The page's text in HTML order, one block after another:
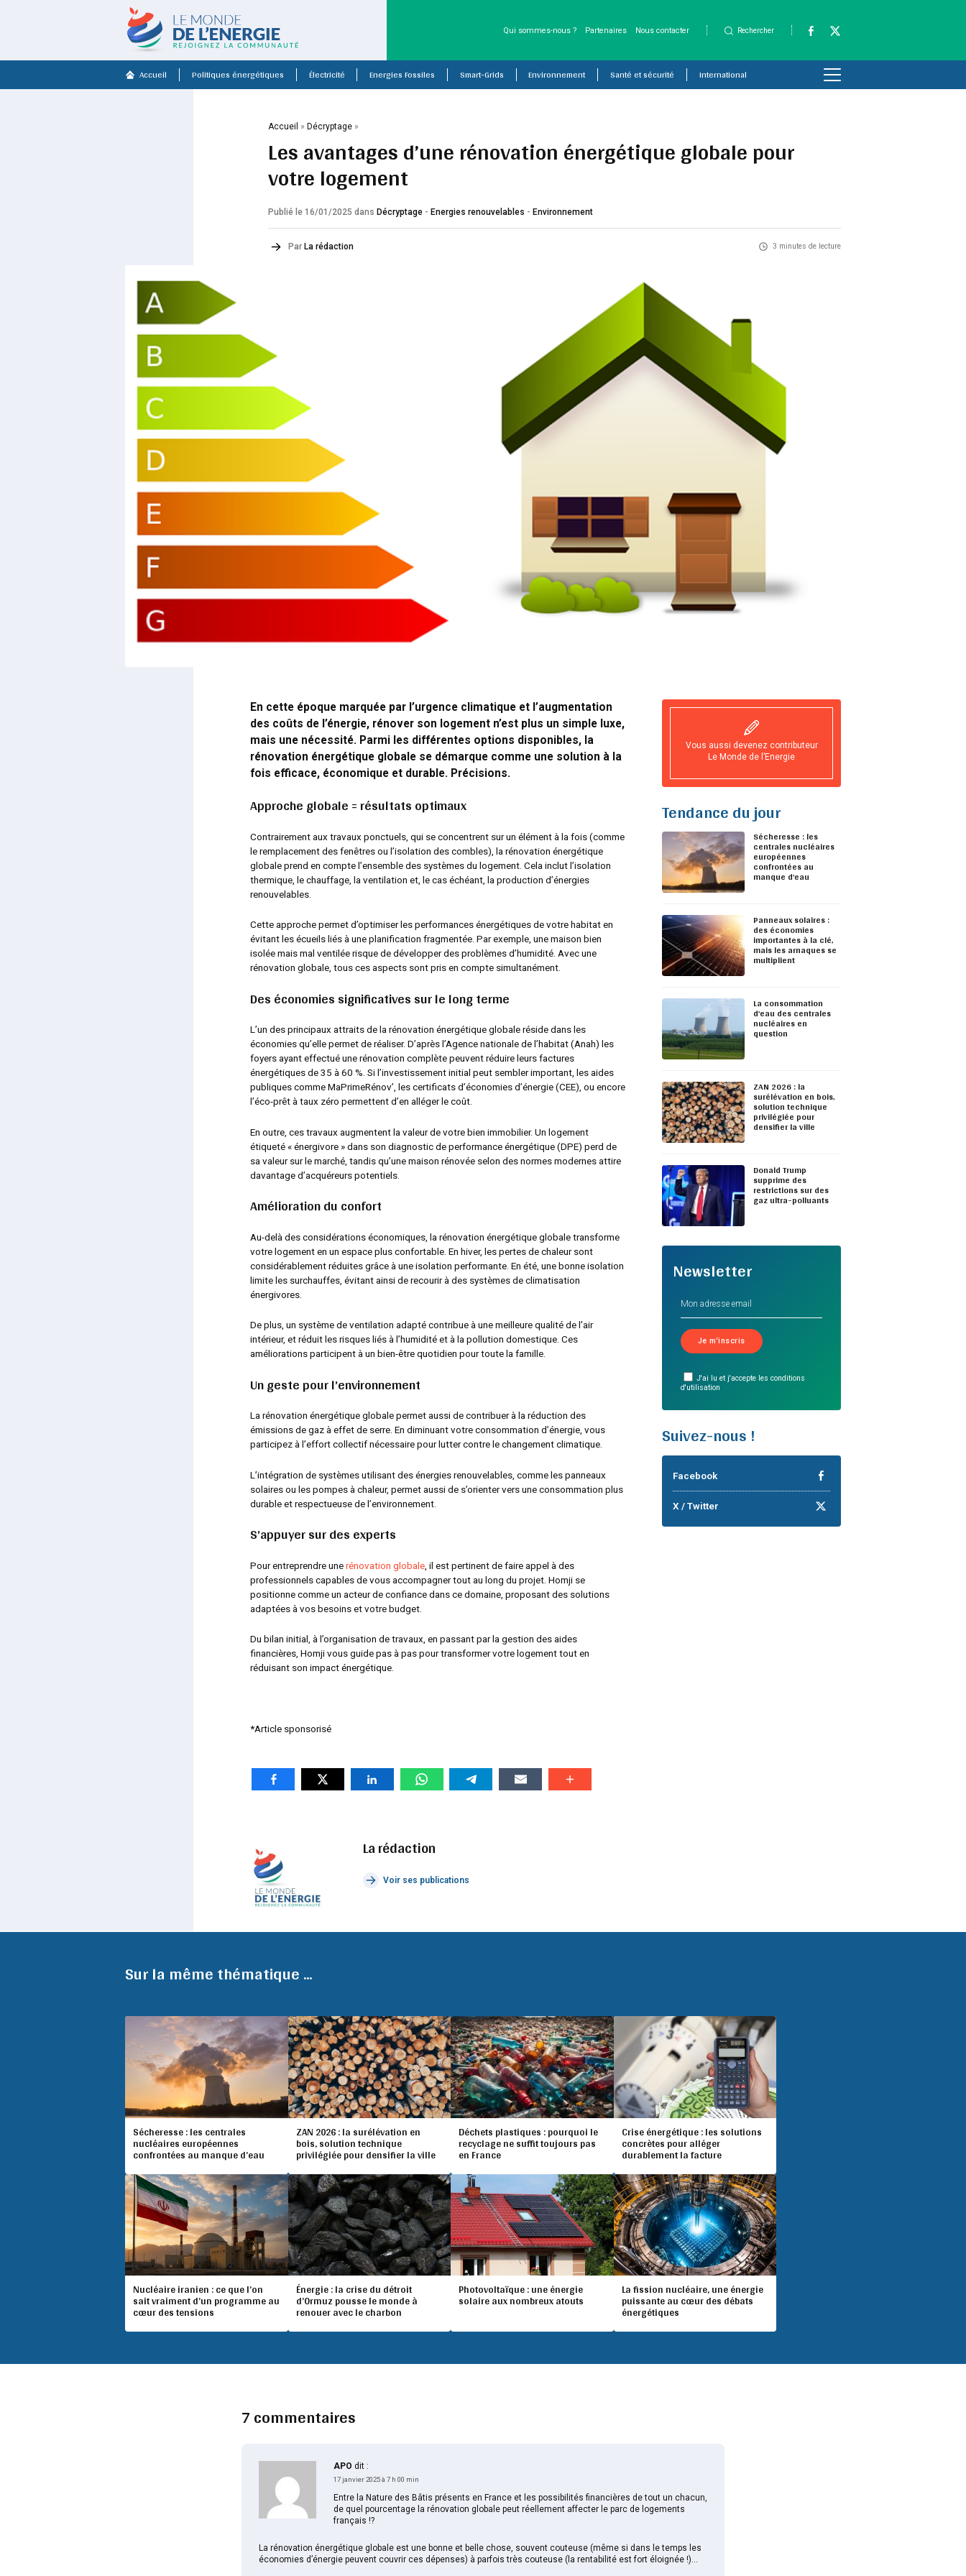
Qui sommes-nous ? Partenaires Nous contacter Rechercher
Accueil Politiques énergétiques Électricité Energies Fossiles Smart-Grids Environnement Santé et sécurité International
Accueil » Décryptage »
Les avantages d’une rénovation énergétique globale pour
votre logement
Publié le 16/01/2025dansDécryptage -Energies renouvelables -Environnement
Par La rédaction 3 minutes de lecture
En cette époque marquée par l’urgence climatique et l’augmentation
des coûts de l’énergie, rénover son logement n’est plus un simple luxe,
mais une nécessité. Parmi les différentes options disponibles, la
rénovation énergétique globale se démarque comme une solution à la
fois efficace, économique et durable. Précisions.
Approche globale = résultats optimaux
Contrairement aux travaux ponctuels, qui se concentrent sur un élément à la fois (comme
le remplacement des fenêtres ou l’isolation des combles), la rénovation énergétique
globale prend en compte l’ensemble des systèmes du logement. Cela inclut l’isolation
thermique, le chauffage, la ventilation et, le cas échéant, la production d’énergies
renouvelables.
Cette approche permet d’optimiser les performances énergétiques de votre habitat en
évitant les écueils liés à une planification fragmentée. Par exemple, une maison bien
isolée mais mal ventilée risque de développer des problèmes d’humidité. Avec une
rénovation globale, tous ces aspects sont pris en compte simultanément.
Des économies significatives sur le long terme
L’un des principaux attraits de la rénovation énergétique globale réside dans les
économies qu’elle permet de réaliser. D’après l’Agence nationale de l’habitat (Anah) les
foyers ayant effectué une rénovation complète peuvent réduire leurs factures
énergétiques de 35 à 60 %. Si l’investissement initial peut sembler important, les aides
publiques comme MaPrimeRénov’, les certificats d’économies d’énergie (CEE), ou encore
l’éco-prêt à taux zéro permettent d’en alléger le coût.
En outre, ces travaux augmentent la valeur de votre bien immobilier. Un logement
étiqueté « énergivore » dans son diagnostic de performance énergétique (DPE) perd de
sa valeur sur le marché, tandis qu’une maison rénovée selon des normes modernes attire
davantage d’acquéreurs potentiels.
Amélioration du confort
Au-delà des considérations économiques, la rénovation énergétique globale transforme
votre logement en un espace plus confortable. En hiver, les pertes de chaleur sont
considérablement réduites grâce à une isolation performante. En été, une bonne isolation
limite les surchauffes, évitant ainsi de recourir à des systèmes de climatisation
énergivores.
De plus, un système de ventilation adapté contribue à une meilleure qualité de l’air
intérieur, et réduit les risques liés à l’humidité et à la pollution domestique. Ces
améliorations participent à un bien-être quotidien pour toute la famille.
Un geste pour l’environnement
La rénovation énergétique globale permet aussi de contribuer à la réduction des
émissions de gaz à effet de serre. En diminuant votre consommation d’énergie, vous
participez à l’effort collectif nécessaire pour lutter contre le changement climatique.
L’intégration de systèmes utilisant des énergies renouvelables, comme les panneaux
solaires ou les pompes à chaleur, permet aussi de s’orienter vers une consommation plus
durable et respectueuse de l’environnement.
S’appuyer sur des experts
Pour entreprendre unerénovation globale , il est pertinent de faire appel à des
professionnels capables de vous accompagner tout au long du projet. Homji se
positionne comme un acteur de confiance dans ce domaine, proposant des solutions
adaptées à vos besoins et votre budget.
Du bilan initial, à l’organisation de travaux, en passant par la gestion des aides
financières, Homji vous guide pas à pas pour transformer votre logement tout en
réduisant son impact énergétique.
*Article sponsorisé
La rédaction
Voir ses publications
Vous aussi devenez contributeur
Le Monde de l’Energie
Tendance du jour
Sécheresse : les
centrales nucléaires
européennes
confrontées au
manque d’eau
Panneaux solaires :
des économies
importantes à la clé,
mais les arnaques se
multiplient
La consommation
d’eau des centrales
nucléaires en
question
ZAN 2026 : la
surélévation en bois,
solution technique
privilégiée pour
densifier la ville
Donald Trump
supprime des
restrictions sur des
gaz ultra-polluants
Newsletter
J'ai lu et j'accepte les conditions
d'utilisation
Suivez-nous !
Facebook
X / Twitter
Sur la même thématique ...
Sécheresse : les centrales
nucléaires européennes
confrontées au manque d’eau
ZAN 2026 : la surélévation en
bois, solution technique
privilégiée pour densifier la ville
Déchets plastiques : pourquoi le
recyclage ne suffit toujours pas
en France
Crise énergétique : les solutions
concrètes pour alléger
durablement la facture
Nucléaire iranien : ce que l’on
sait vraiment d’un programme au
cœur des tensions
Énergie : la crise du détroit
d’Ormuz pousse le monde à
renouer avec le charbon
Photovoltaïque : une énergie
solaire aux nombreux atouts
La fission nucléaire, une énergie
puissante au cœur des débats
énergétiques
7 commentaires
APO dit :
17 janvier 2025 à 7 h 00 min
Entre la Nature des Bâtis présents en France et les possibilités financières de tout un chacun,
de quel pourcentage la rénovation globale peut réellement affecter le parc de logements
français !?
La rénovation énergétique globale est une bonne et belle chose, souvent couteuse (même si dans le temps les
économies d’énergie peuvent couvrir ces dépenses) à parfois très couteuse (la rentabilité est fort éloignée !)…